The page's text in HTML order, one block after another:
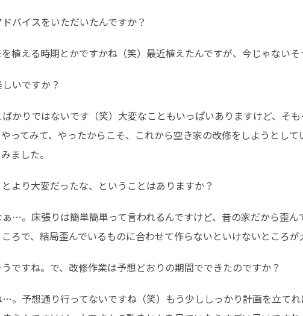
バイスをいただいたんですか？
植える時期とかですかね（笑）最近植えたんですが、今じゃないそ
いですか？
かりではないです（笑）大変なこともいっぱいありますけど、そ
ってみて、やったからこそ、これから空き家の改修をしようとし
ました。
より大変だったな、ということはありますか？
…。床張りは簡単簡単って言われるんですけど、昔の家だから歪ん
ろで、結局歪んでいるものに合わせて作らないといけないところが
ですね。で、改修作業は予想どおりの期間でできたのですか？
。予想通り行ってないですね（笑）もう少ししっかり計画を立て